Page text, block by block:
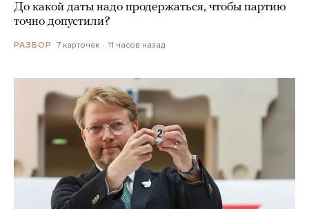
До какой даты надо продержаться, чтобы партию
точно допустили?
РАЗБОР 7 карточек 11 часов назад